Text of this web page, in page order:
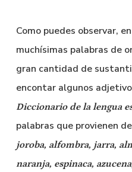
Como puedes observar,
muchísimas palabras de
gran cantidad de
encontar algunos
Diccionario de la lengua
palabras que provienen
joroba, alfombra, jarra,
naranja, espinaca,